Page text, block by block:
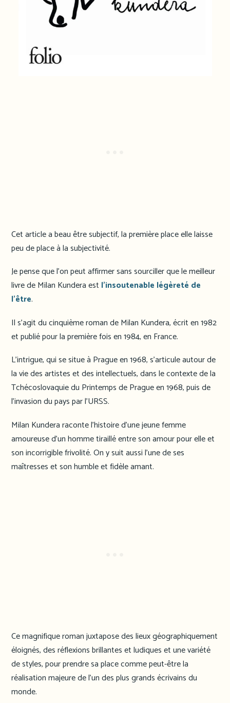
Cet article a beau être subjectif, la première place elle laisse
peu de place à la subjectivité.
Je pense que l’on peut affirmer sans sourciller que le meilleur
livre de Milan Kundera est l’insoutenable légèreté de
l’être.
Il s’agit du cinquième roman de Milan Kundera, écrit en 1982
et publié pour la première fois en 1984, en France.
L’intrigue, qui se situe à Prague en 1968, s’articule autour de
la vie des artistes et des intellectuels, dans le contexte de la
Tchécoslovaquie du Printemps de Prague en 1968, puis de
l’invasion du pays par l’URSS.
Milan Kundera raconte l’histoire d’une jeune femme
amoureuse d’un homme tiraillé entre son amour pour elle et
son incorrigible frivolité. On y suit aussi l’une de ses
maîtresses et son humble et fidèle amant.
Ce magnifique roman juxtapose des lieux géographiquement
éloignés, des réflexions brillantes et ludiques et une variété
de styles, pour prendre sa place comme peut-être la
réalisation majeure de l’un des plus grands écrivains du
monde.